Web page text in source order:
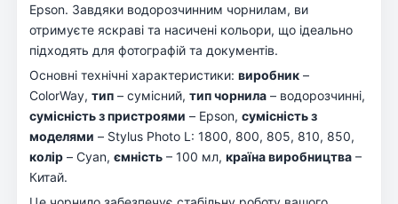
Epson. Завдяки водорозчинним чорнилам, ви
отримуєте яскраві та насичені кольори, що ідеально
підходять для фотографій та документів.
Основні технічні характеристики: виробник –
ColorWay, тип – сумісний, тип чорнила – водорозчинні,
сумісність з пристроями – Epson, сумісність з
моделями – Stylus Photo L: 1800, 800, 805, 810, 850,
колір – Cyan, ємність – 100 мл, країна виробництва –
Китай.